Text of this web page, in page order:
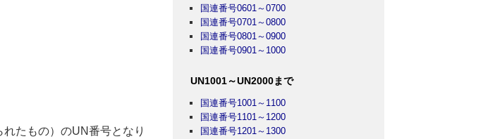
たもの）のUN番号となり
国連番号0601～0700
国連番号0701～0800
国連番号0801～0900
国連番号0901～1000
UN1001～UN2000まで
国連番号1001～1100
国連番号1101～1200
国連番号1201～1300